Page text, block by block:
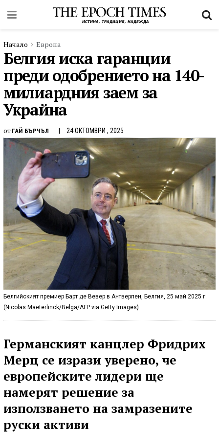
Начало Европа
Белгия иска гаранции
преди одобрението на 140-
милиардния заем за
Украйна
от ГАЙ БЪРЧЪЛ 24 ОКТОМВРИ , 2025
Белгийският премиер Барт де Вевер в Антверпен, Белгия, 25 май 2025 г.
(Nicolas Maeterlinck/Belga/AFP via Getty Images)
Германският канцлер Фридрих
Мерц се изрази уверено, че
европейските лидери ще
намерят решение за
използването на замразените
руски активи